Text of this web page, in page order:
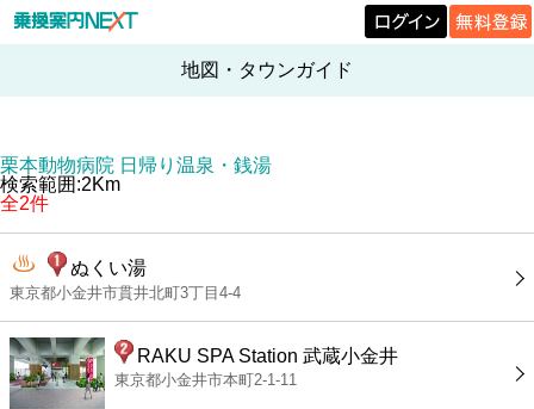
地図・タウンガイド
栗本動物病院 日帰り温泉・銭湯
検索範囲:2Km
全2件
ぬくい湯
東京都小金井市貫井北町3丁目4-4
RAKU SPA Station 武蔵小金井
東京都小金井市本町2-1-11